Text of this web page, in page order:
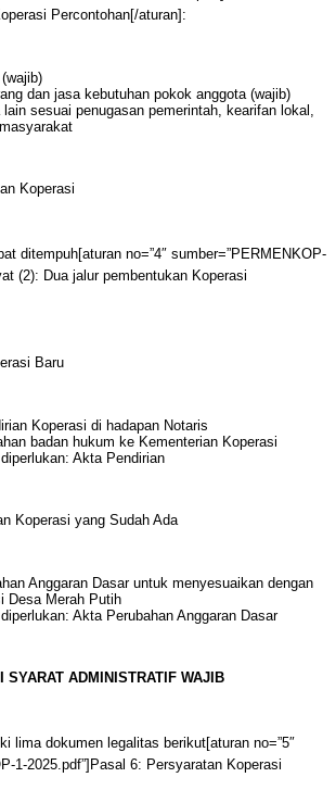
Percontohan[/aturan]:
dan jasa kebutuhan pokok anggota (wajib)
lain sesuai penugasan pemerintah, kearifan lokal,
Koperasi
ditempuh[aturan no=”4″ sumber=”PERMENKOP-
(2): Dua jalur pembentukan Koperasi
Baru
Koperasi di hadapan Notaris
badan hukum ke Kementerian Koperasi
Akta Pendirian
Koperasi yang Sudah Ada
Anggaran Dasar untuk menyesuaikan dengan
Desa Merah Putih
Akta Perubahan Anggaran Dasar
SYARAT ADMINISTRATIF WAJIB
lima dokumen legalitas berikut[aturan no=”5″
1-2025.pdf”]Pasal 6: Persyaratan Koperasi